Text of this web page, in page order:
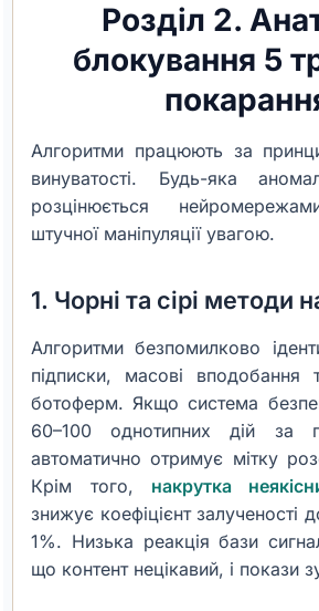
Розділ 2.
блокування 5
Алгоритми працюють за
винуватості. Будь-яка
розцінюється
штучної маніпуляції увагою.
1. Чорні та сірі методи
Алгоритми безпомилково
підписки, масові вподобання
ботоферм. Якщо система
60–100 однотипних дій за
автоматично отримує мітку
Крім того, накрутка
знижує коефіцієнт залученості
1%. Низька реакція бази
що контент нецікавий, і покази